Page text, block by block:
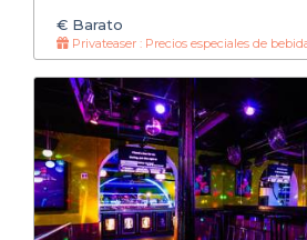
€ Barato
Privateaser : Precios especiales de bebidas